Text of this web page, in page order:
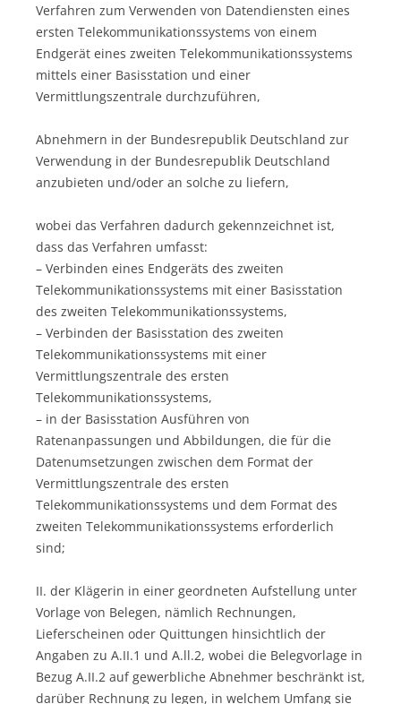
Verfahren zum Verwenden von Datendiensten eines
ersten Telekommunikationssystems von einem
Endgerät eines zweiten Telekommunikationssystems
mittels einer Basisstation und einer
Vermittlungszentrale durchzuführen,
Abnehmern in der Bundesrepublik Deutschland zur
Verwendung in der Bundesrepublik Deutschland
anzubieten und/oder an solche zu liefern,
wobei das Verfahren dadurch gekennzeichnet ist,
dass das Verfahren umfasst:
– Verbinden eines Endgeräts des zweiten
Telekommunikationssystems mit einer Basisstation
des zweiten Telekommunikationssystems,
– Verbinden der Basisstation des zweiten
Telekommunikationssystems mit einer
Vermittlungszentrale des ersten
Telekommunikationssystems,
– in der Basisstation Ausführen von
Ratenanpassungen und Abbildungen, die für die
Datenumsetzungen zwischen dem Format der
Vermittlungszentrale des ersten
Telekommunikationssystems und dem Format des
zweiten Telekommunikationssystems erforderlich
sind;
II. der Klägerin in einer geordneten Aufstellung unter
Vorlage von Belegen, nämlich Rechnungen,
Lieferscheinen oder Quittungen hinsichtlich der
Angaben zu A.II.1 und A.ll.2, wobei die Belegvorlage in
Bezug A.II.2 auf gewerbliche Abnehmer beschränkt ist,
darüber Rechnung zu legen, in welchem Umfang sie